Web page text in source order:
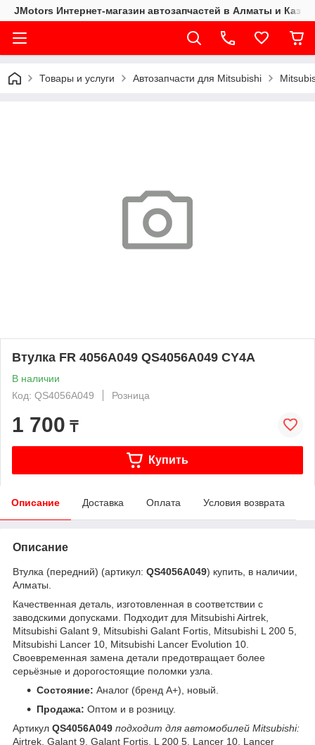
JMotors Интернет-магазин автозапчастей в Алматы и
Товары и услуги Автозапчасти для Mitsubishi
Втулка FR 4056A049 QS4056A049 CY4A
В наличии
Код: QS4056A049
Розница
1 700 ₸
Купить
Описание Доставка Оплата Условия возврата
Описание
Втулка (передний) (артикул: QS4056A049) купить, в наличии,
Алматы.
Качественная деталь, изготовленная в соответствии с
заводскими допусками. Подходит для Mitsubishi Airtrek,
Mitsubishi Galant 9, Mitsubishi Galant Fortis, Mitsubishi L 200 5,
Mitsubishi Lancer 10, Mitsubishi Lancer Evolution 10.
Своевременная замена детали предотвращает более
серьёзные и дорогостоящие поломки узла.
Состояние: Аналог (бренд A+), новый.
Продажа: Оптом и в розницу.
Артикул QS4056A049 подходит для автомобилей Mitsubishi:
Airtrek, Galant 9, Galant Fortis, L 200 5, Lancer 10, Lancer